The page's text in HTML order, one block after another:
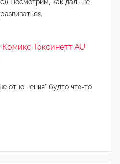
Посмотрим, как дальше
Комикс Токсинетт AU
отношения" будто что-то